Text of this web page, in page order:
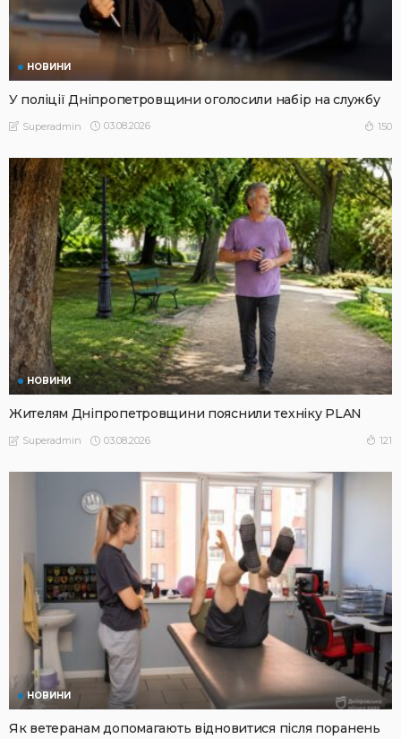
НОВИНИ
У поліції Дніпропетровщини оголосили набір на службу
Superadmin 03.08.2026 150
НОВИНИ
Жителям Дніпропетровщини пояснили техніку PLAN
Superadmin 03.08.2026 121
НОВИНИ
Як ветеранам допомагають відновитися після поранень